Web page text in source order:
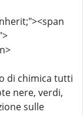
di chimica tutti
nere, verdi,
sulle